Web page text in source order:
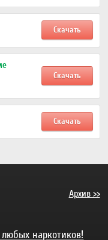
Скачать
Скачать
Скачать
Архив >>
наркотиков!